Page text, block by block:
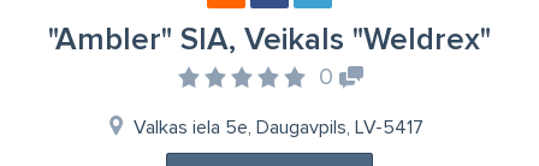
"Ambler" SIA, Veikals "Weldrex"
0
Valkas iela 5e, Daugavpils, LV-5417